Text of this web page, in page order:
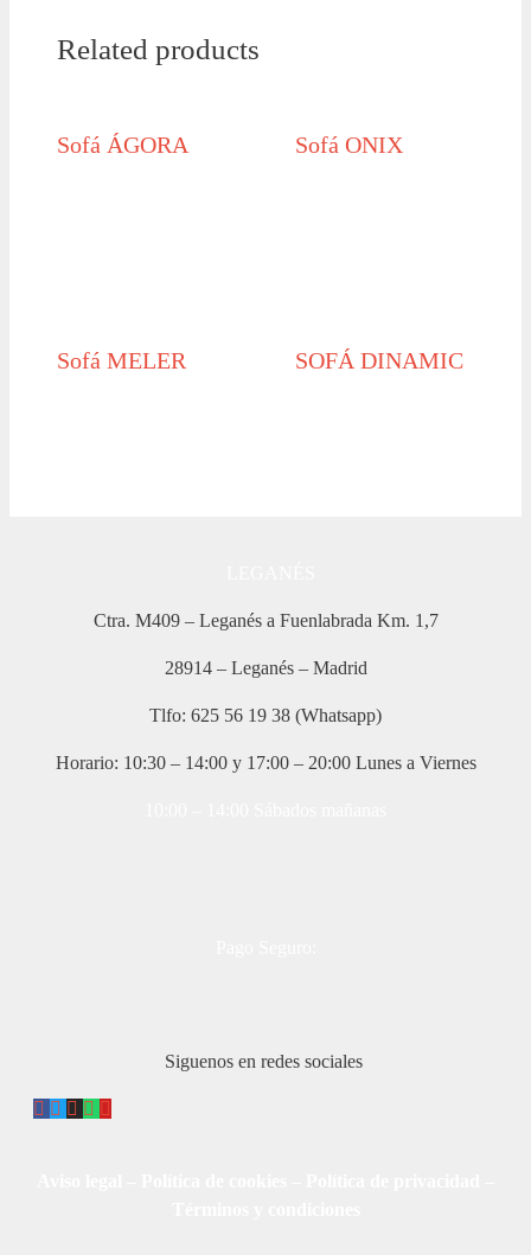
Related products
Sofá ÁGORA Sofá ONIX
Sofá MELER SOFÁ DINAMIC
Ctra. M409 – Leganés a Fuenlabrada Km. 1,7
28914 – Leganés – Madrid
Tlfo: 625 56 19 38 (Whatsapp)
Horario: 10:30 – 14:00 y 17:00 – 20:00 Lunes a Viernes
Siguenos en redes sociales